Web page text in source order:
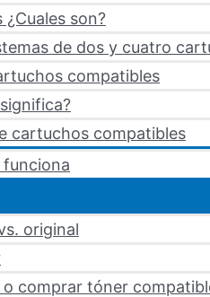
son?
de dos y cuatro
compatibles
cartuchos compatibles
funciona
original
o comprar tóner